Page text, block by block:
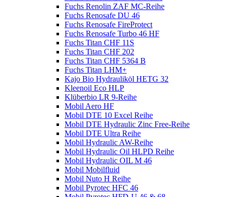
Fuchs Renolin ZAF MC-Reihe
Fuchs Renosafe DU 46
Fuchs Renosafe FireProtect
Fuchs Renosafe Turbo 46 HF
Fuchs Titan CHF 11S
Fuchs Titan CHF 202
Fuchs Titan CHF 5364 B
Fuchs Titan LHM+
Kajo Bio Hydrauliköl HETG 32
Kleenoil Eco HLP
Klüberbio LR 9-Reihe
Mobil Aero HF
Mobil DTE 10 Excel Reihe
Mobil DTE Hydraulic Zinc Free-Reihe
Mobil DTE Ultra Reihe
Mobil Hydraulic AW-Reihe
Mobil Hydraulic Oil HLPD Reihe
Mobil Hydraulic OIL M 46
Mobil Mobilfluid
Mobil Nuto H Reihe
Mobil Pyrotec HFC 46